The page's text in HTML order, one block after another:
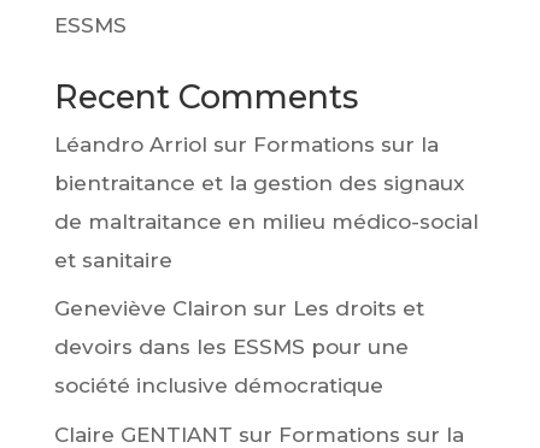
ESSMS
Recent Comments
Léandro Arriol sur Formations sur la
bientraitance et la gestion des signaux
de maltraitance en milieu médico-social
et sanitaire
Geneviève Clairon sur Les droits et
devoirs dans les ESSMS pour une
société inclusive démocratique
Claire GENTIANT sur Formations sur la